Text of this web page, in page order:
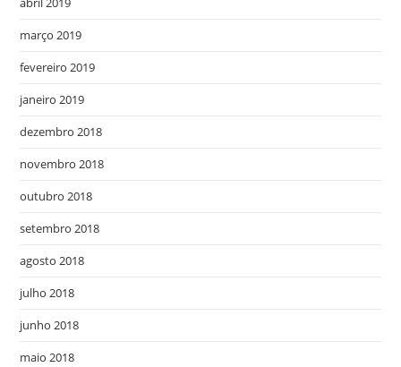
março 2019
fevereiro 2019
janeiro 2019
dezembro 2018
novembro 2018
outubro 2018
setembro 2018
agosto 2018
julho 2018
junho 2018
maio 2018